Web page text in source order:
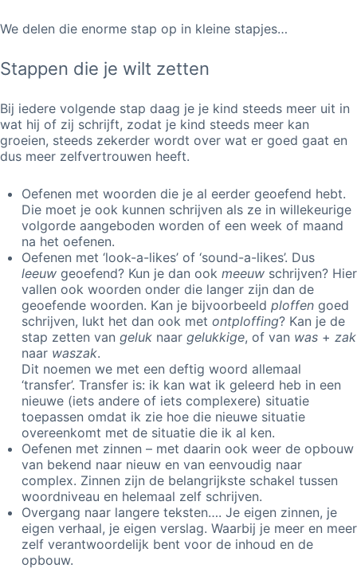
We delen die enorme stap op in kleine stapjes…
Stappen die je wilt zetten
Bij iedere volgende stap daag je je kind steeds meer uit in
wat hij of zij schrijft, zodat je kind steeds meer kan
groeien, steeds zekerder wordt over wat er goed gaat en
dus meer zelfvertrouwen heeft.
Oefenen met woorden die je al eerder geoefend hebt.
Die moet je ook kunnen schrijven als ze in willekeurige
volgorde aangeboden worden of een week of maand
na het oefenen.
Oefenen met ‘look-a-likes’ of ‘sound-a-likes’. Dus
leeuw geoefend? Kun je dan ook meeuw schrijven? Hier
vallen ook woorden onder die langer zijn dan de
geoefende woorden. Kan je bijvoorbeeld ploffen goed
schrijven, lukt het dan ook met ontploffing? Kan je de
stap zetten van geluk naar gelukkige, of van was + zak
naar waszak.
Dit noemen we met een deftig woord allemaal
‘transfer’. Transfer is: ik kan wat ik geleerd heb in een
nieuwe (iets andere of iets complexere) situatie
toepassen omdat ik zie hoe die nieuwe situatie
overeenkomt met de situatie die ik al ken.
Oefenen met zinnen – met daarin ook weer de opbouw
van bekend naar nieuw en van eenvoudig naar
complex. Zinnen zijn de belangrijkste schakel tussen
woordniveau en helemaal zelf schrijven.
Overgang naar langere teksten…. Je eigen zinnen, je
eigen verhaal, je eigen verslag. Waarbij je meer en meer
zelf verantwoordelijk bent voor de inhoud en de
opbouw.